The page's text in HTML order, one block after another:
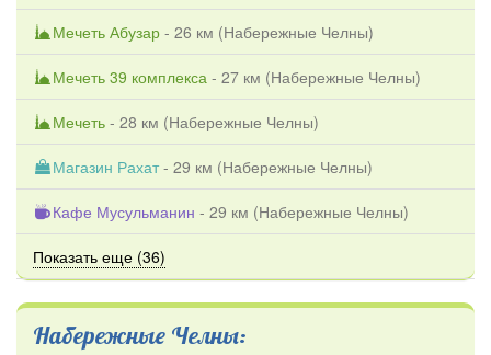
Мечеть Абузар - 26 км (Набережные Челны)
Мечеть 39 комплекса - 27 км (Набережные Челны)
Мечеть - 28 км (Набережные Челны)
Магазин Рахат - 29 км (Набережные Челны)
Кафе Мусульманин - 29 км (Набережные Челны)
Показать еще (36)
Набережные Челны: